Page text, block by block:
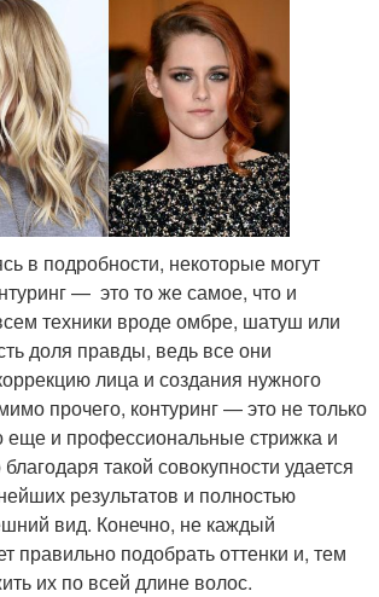
в подробности, некоторые могут
— это то же самое, что и
техники вроде омбре, шатуш или
доля правды, ведь все они
лица и создания нужного
прочего, контуринг — это не только
еще и профессиональные стрижка и
такой совокупности удается
результатов и полностью
вид. Конечно, не каждый
правильно подобрать оттенки и, тем
их по всей длине волос.